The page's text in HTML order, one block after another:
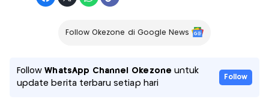
Follow Okezone di Google News
FollowWhatsApp Channel Okezone untuk
update berita terbaru setiap hari
Follow